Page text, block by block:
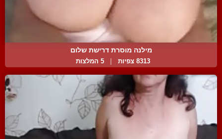
מילנה מוסרת דרישת שלום
8313 צפיות | 5 המלצות